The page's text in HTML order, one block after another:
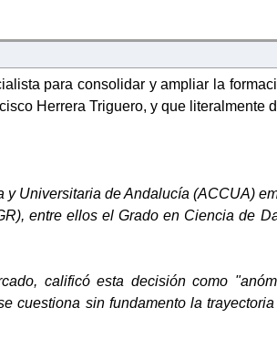
para consolidar y ampliar la
Herrera Triguero, y que literalmente
Universitaria de Andalucía (ACCUA)
entre ellos el Grado en Ciencia de
calificó esta decisión como
cuestiona sin fundamento la